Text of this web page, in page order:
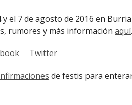
el 7 de agosto de 2016 en
rumores y más información aquí.
Twitter
de festis para